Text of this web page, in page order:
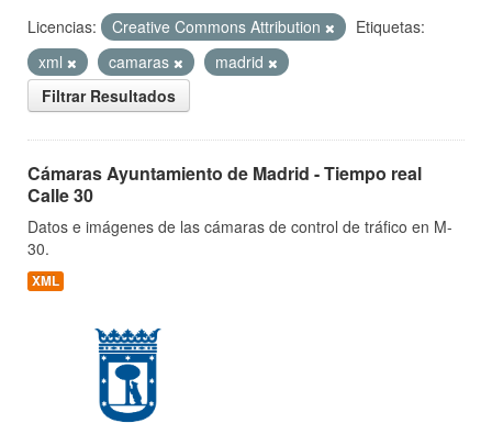
Licencias: Creative Commons Attribution
Etiquetas:
xml
camaras
madrid
Filtrar Resultados
Cámaras Ayuntamiento de Madrid - Tiempo real
Calle 30
Datos e imágenes de las cámaras de control de tráfico en M-
30.
XML